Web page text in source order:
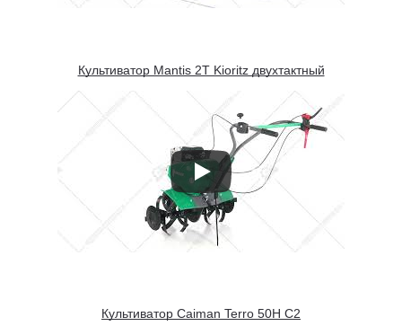
Культиватор Mantis 2T Kioritz двухтактный
Культиватор Caiman Terro 50H C2